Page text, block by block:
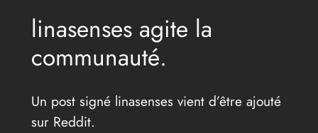
linasenses agite la
communauté.
Un post signé linasenses vient d’être ajouté
sur Reddit.